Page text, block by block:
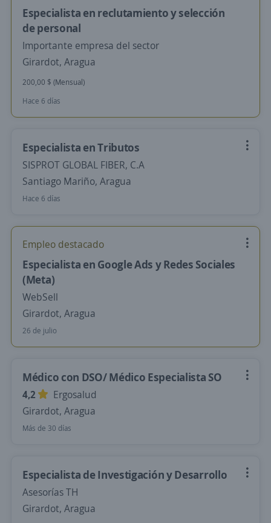
Especialista en reclutamiento y selección
de personal
Importante empresa del sector
Girardot, Aragua
200,00 $ (Mensual)
Hace 6 días
Especialista en Tributos
SISPROT GLOBAL FIBER, C.A
Santiago Mariño, Aragua
Hace 6 días
Empleo destacado
Especialista en Google Ads y Redes Sociales
(Meta)
WebSell
Girardot, Aragua
26 de julio
Médico con DSO/ Médico Especialista SO
4,2
Ergosalud
Girardot, Aragua
Más de 30 días
Especialista de Investigación y Desarrollo
Asesorías TH
Girardot, Aragua